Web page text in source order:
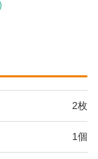
2枚
1個